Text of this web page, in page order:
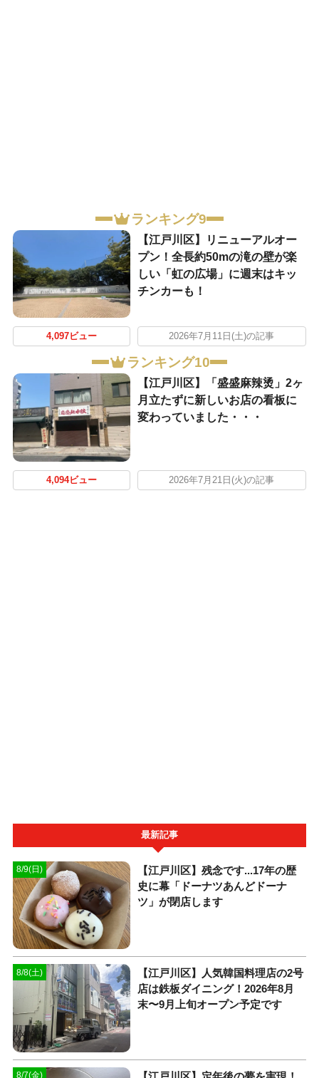
ランキング9
【江戸川区】リニューアルオー
プン！全長約50mの滝の壁が楽
しい「虹の広場」に週末はキッ
チンカーも！
4,097ビュー 2026年7月11日(土)の記事
ランキング10
【江戸川区】「盛盛麻辣烫」2ヶ
月立たずに新しいお店の看板に
変わっていました・・・
4,094ビュー 2026年7月21日(火)の記事
最新記事
8/9(日)
【江戸川区】残念です...17年の歴
史に幕「ドーナツあんどドーナ
ツ」が閉店します
8/8(土)
【江戸川区】人気韓国料理店の2号
店は鉄板ダイニング！2026年8月
末〜9月上旬オープン予定です
8/7(金)